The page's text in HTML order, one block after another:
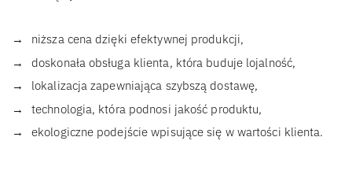
niższa cena dzięki efektywnej produkcji,
doskonała obsługa klienta, która buduje lojalność,
lokalizacja zapewniająca szybszą dostawę,
technologia, która podnosi jakość produktu,
ekologiczne podejście wpisujące się w wartości klienta.